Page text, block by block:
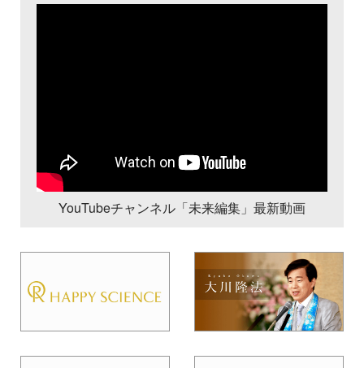
YouTubeチャンネル「未来編集」最新動画